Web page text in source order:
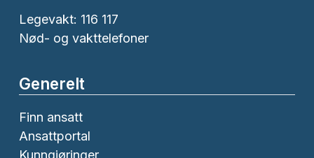
Legevakt: 116 117
Nød- og vakttelefoner
Generelt
Finn ansatt
Ansattportal
Kunngjøringer